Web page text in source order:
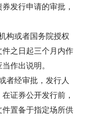
发行申请的审批，
构或者国务院授权
之日起三个月内作
作出说明。
者经审批，发行人
证券公开发行前，
置备于指定场所供